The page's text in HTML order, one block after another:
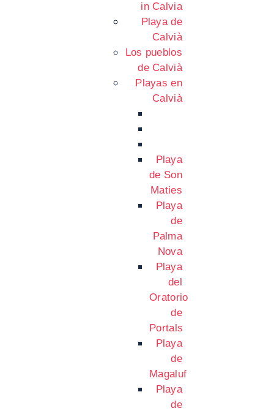
in Calvia
Playa de
Calvià
Los pueblos
de Calvià
Playas en
Calvià
Playa
de Son
Maties
Playa
de
Palma
Nova
Playa
del
Oratorio
de
Portals
Playa
de
Magaluf
Playa
de